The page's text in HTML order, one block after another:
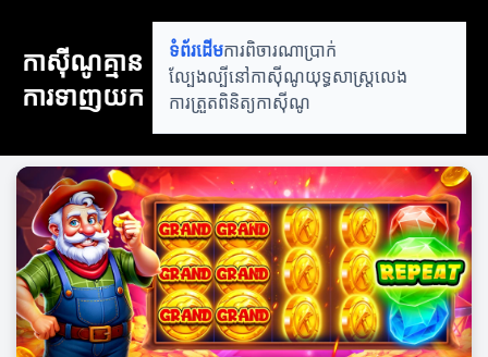
កាស៊ីណូគ្មាន
ការទាញយក
ទំព័រដើមការពិចារណាប្រាក់
ល្បែងល្បីនៅកាស៊ីណូយុទ្ធសាស្រ្តលេង
ការត្រួតពិនិត្យកាស៊ីណូ